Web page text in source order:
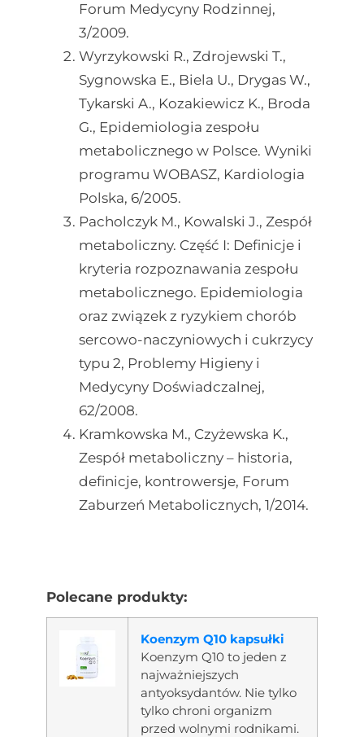
Forum Medycyny Rodzinnej,
3/2009.
Wyrzykowski R., Zdrojewski T.,
Sygnowska E., Biela U., Drygas W.,
Tykarski A., Kozakiewicz K., Broda
G., Epidemiologia zespołu
metabolicznego w Polsce. Wyniki
programu WOBASZ, Kardiologia
Polska, 6/2005.
Pacholczyk M., Kowalski J., Zespół
metaboliczny. Część I: Definicje i
kryteria rozpoznawania zespołu
metabolicznego. Epidemiologia
oraz związek z ryzykiem chorób
sercowo-naczyniowych i cukrzycy
typu 2, Problemy Higieny i
Medycyny Doświadczalnej,
62/2008.
Kramkowska M., Czyżewska K.,
Zespół metaboliczny – historia,
definicje, kontrowersje, Forum
Zaburzeń Metabolicznych, 1/2014.
Polecane produkty:
Koenzym Q10 kapsułki
Koenzym Q10 to jeden z
najważniejszych
antyoksydantów. Nie tylko
tylko chroni organizm
przed wolnymi rodnikami.